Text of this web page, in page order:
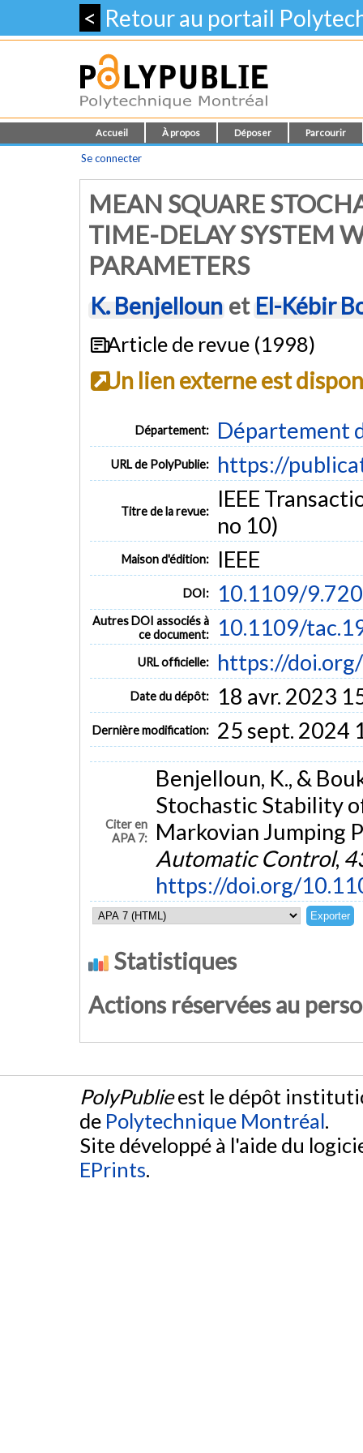
< Retour au portail
Accueil À propos Déposer Parcourir
Se connecter
MEAN SQUARE
TIME-DELAY SYSTEM
PARAMETERS
K. Benjelloun et El-Kébir
Article de revue (1998)
Un lien externe est
Département: Département
URL de PolyPublie: https://
Titre de la revue:
IEEE
no 10)
Maison d'édition: IEEE
DOI: 10.1109/
Autres DOI associés à
ce document:
10.1109/
URL officielle: https://
Date du dépôt: 18 avr. 2023
Dernière modification: 25 sept. 2024
Citer en
APA 7:
Benjelloun, K., &
Stochastic Stability
Markovian Jumping
Automatic Control,
https://doi.org/
Statistiques
Actions réservées au
PolyPublieest le dépôt
de Polytechnique Montréal.
Site développé à l'aide du
EPrints.